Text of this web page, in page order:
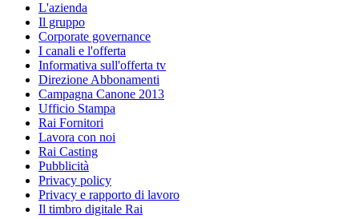
L'azienda
Il gruppo
Corporate governance
I canali e l'offerta
Informativa sull'offerta tv
Direzione Abbonamenti
Campagna Canone 2013
Ufficio Stampa
Rai Fornitori
Lavora con noi
Rai Casting
Pubblicità
Privacy policy
Privacy e rapporto di lavoro
Il timbro digitale Rai